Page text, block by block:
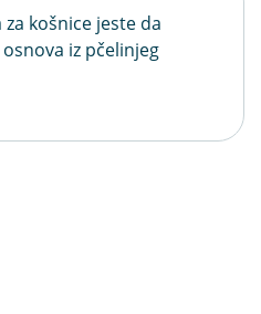
košnice jeste da
iz pčelinjeg